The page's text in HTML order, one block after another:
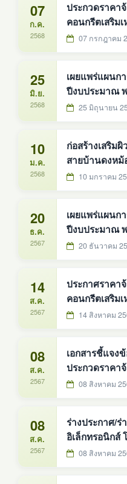
ทองใต้ อำเภอ
-บ้านหนองบ่อ หมู่ที่
อำเภอบ้านม่วง
07
ก.ค.
2568
ประกวดราคา
คอนกรีตเสริม
ถิ่น สน.ถ.๖๖-๐
ราคาอิเล็กทร
07 กรกฎาคม
25
มิ.ย.
2568
เผยแพร่แผนก
ปีงบประมาณ พ.ศ. ๒
ก่อสร้างถนนคอ
ทอง หมู่ที่ ๖ )
25 มิถุนายน
10
ม.ค.
2568
ก่อสร้างเสริม
สายบ้านดงหม้
ดงหม้อทอง หมู่
10 มกราคม
20
ธ.ค.
2567
เผยแพร่แผนก
ปีงบประมาณ
20 ธันวาคม
14
ส.ค.
2567
ประกาศราคา
คอนกรีตเสริม
บ้านดงห้วยเป
14 สิงหาคม
08
ส.ค.
2567
เอกสารชี้แจง
ประกวดราคา
คอนกรีตเสริมเ
ราคาอิเล็กทร
ประมาณ ๗,๒๙
ล้านสองแสนเ
08 สิงหาคม
08
ส.ค.
2567
ร่างประกาศ/ร่
อิเล็กทรอนิกส์ โครงการก่อสร้างถนน
คอนกรีตเสริมเ
08 สิงหาคม